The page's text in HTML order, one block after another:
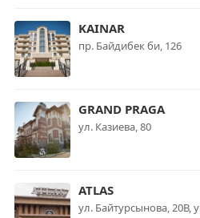
KAINAR
пр. Байдибек би, 126
GRAND PRAGA
ул. Казиева, 80
ATLAS
ул. Байтурсынова, 20В,